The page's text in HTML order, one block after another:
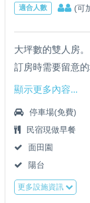
適合人數 (可
大坪數的雙人房。
訂房時需要留意
廁所。
顯示更多內容...
停車場(免費)
民宿現做早餐
面田園
陽台
更多設施資訊